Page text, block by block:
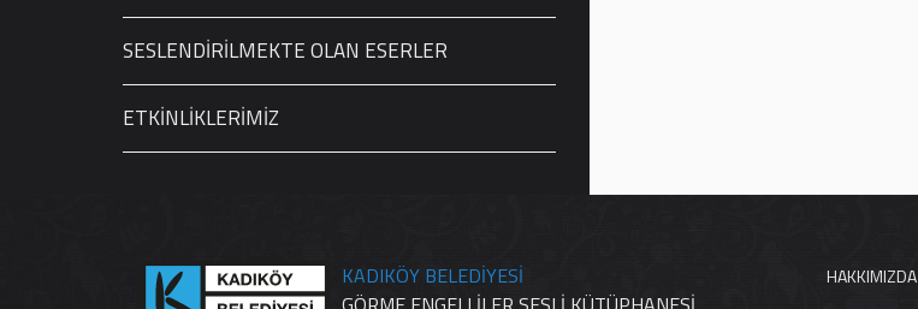
SESLENDİRİLMEKTE OLAN ESERLER
ETKİNLİKLERİMİZ
KADIKÖY BELEDİYESİ
HAKKIMIZDA